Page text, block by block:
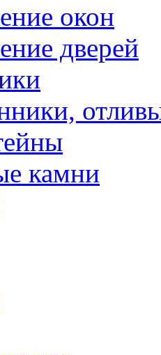
окон
дверей
камни